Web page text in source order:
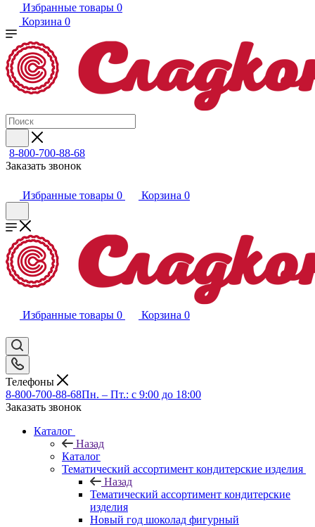
Избранные товары 0
Корзина 0
8-800-700-88-68
Заказать звонок
Избранные товары 0 Корзина 0
Избранные товары 0 Корзина 0
Телефоны
8-800-700-88-68Пн. – Пт.: с 9:00 до 18:00
Заказать звонок
Каталог
Назад
Каталог
Тематический ассортимент кондитерские изделия
Назад
Тематический ассортимент кондитерские
изделия
Новый год шоколад фигурный